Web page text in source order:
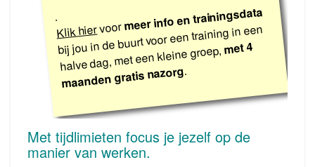
.
Klik hiervoormeer info en trainingsdata
bij jou in de buurt voor een training in een
halve dag, met een kleine groep,met 4
maanden gratis nazorg.
Met tijdlimieten focus je jezelf op de
manier van werken.